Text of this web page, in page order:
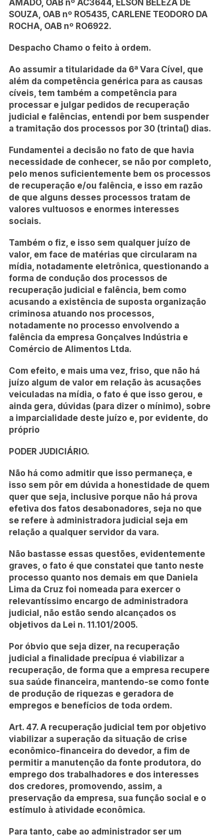
AMADO, OAB nº AC3644, ELSON BELEZA DE
SOUZA, OAB nº RO5435, CARLENE TEODORO DA
ROCHA, OAB nº RO6922.
Despacho Chamo o feito à ordem.
Ao assumir a titularidade da 6ª Vara Cível, que
além da competência genérica para as causas
cíveis, tem também a competência para
processar e julgar pedidos de recuperação
judicial e falências, entendi por bem suspender
a tramitação dos processos por 30 (trinta() dias.
Fundamentei a decisão no fato de que havia
necessidade de conhecer, se não por completo,
pelo menos suficientemente bem os processos
de recuperação e/ou falência, e isso em razão
de que alguns desses processos tratam de
valores vultuosos e enormes interesses
sociais.
Também o fiz, e isso sem qualquer juízo de
valor, em face de matérias que circularam na
mídia, notadamente eletrônica, questionando a
forma de condução dos processos de
recuperação judicial e falência, bem como
acusando a existência de suposta organização
criminosa atuando nos processos,
notadamente no processo envolvendo a
falência da empresa Gonçalves Indústria e
Comércio de Alimentos Ltda.
Com efeito, e mais uma vez, friso, que não há
juízo algum de valor em relação às acusações
veiculadas na mídia, o fato é que isso gerou, e
ainda gera, dúvidas (para dizer o mínimo), sobre
a imparcialidade deste juízo e, por evidente, do
próprio
PODER JUDICIÁRIO.
Não há como admitir que isso permaneça, e
isso sem pôr em dúvida a honestidade de quem
quer que seja, inclusive porque não há prova
efetiva dos fatos desabonadores, seja no que
se refere à administradora judicial seja em
relação a qualquer servidor da vara.
Não bastasse essas questões, evidentemente
graves, o fato é que constatei que tanto neste
processo quanto nos demais em que Daniela
Lima da Cruz foi nomeada para exercer o
relevantíssimo encargo de administradora
judicial, não estão sendo alcançados os
objetivos da Lei n. 11.101/2005.
Por óbvio que seja dizer, na recuperação
judicial a finalidade precípua é viabilizar a
recuperação, de forma que a empresa recupere
sua saúde financeira, mantendo-se como fonte
de produção de riquezas e geradora de
empregos e benefícios de toda ordem.
Art. 47. A recuperação judicial tem por objetivo
viabilizar a superação da situação de crise
econômico-financeira do devedor, a fim de
permitir a manutenção da fonte produtora, do
emprego dos trabalhadores e dos interesses
dos credores, promovendo, assim, a
preservação da empresa, sua função social e o
estímulo à atividade econômica.
Para tanto, cabe ao administrador ser um